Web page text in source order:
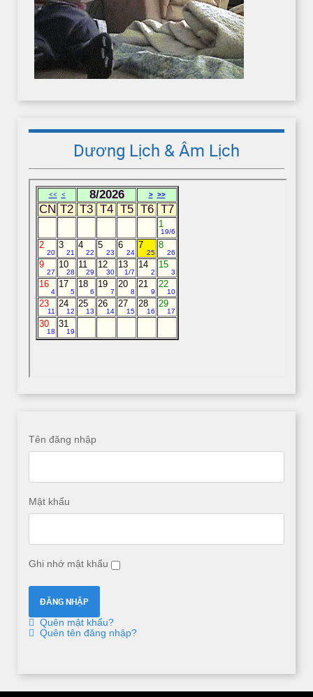
Dương Lịch & Âm Lịch
Tên đăng nhập
Mật khẩu
Ghi nhớ mật khẩu
Quên mật khẩu?
Quên tên đăng nhập?